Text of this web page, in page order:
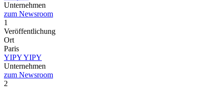
Unternehmen
zum Newsroom
1
Veröffentlichung
Ort
Paris
YIPY YIPY
Unternehmen
zum Newsroom
2